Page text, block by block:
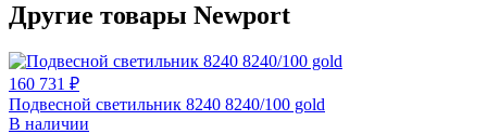
Другие товары Newport
160 731 ₽
Подвесной светильник 8240 8240/100 gold
В наличии